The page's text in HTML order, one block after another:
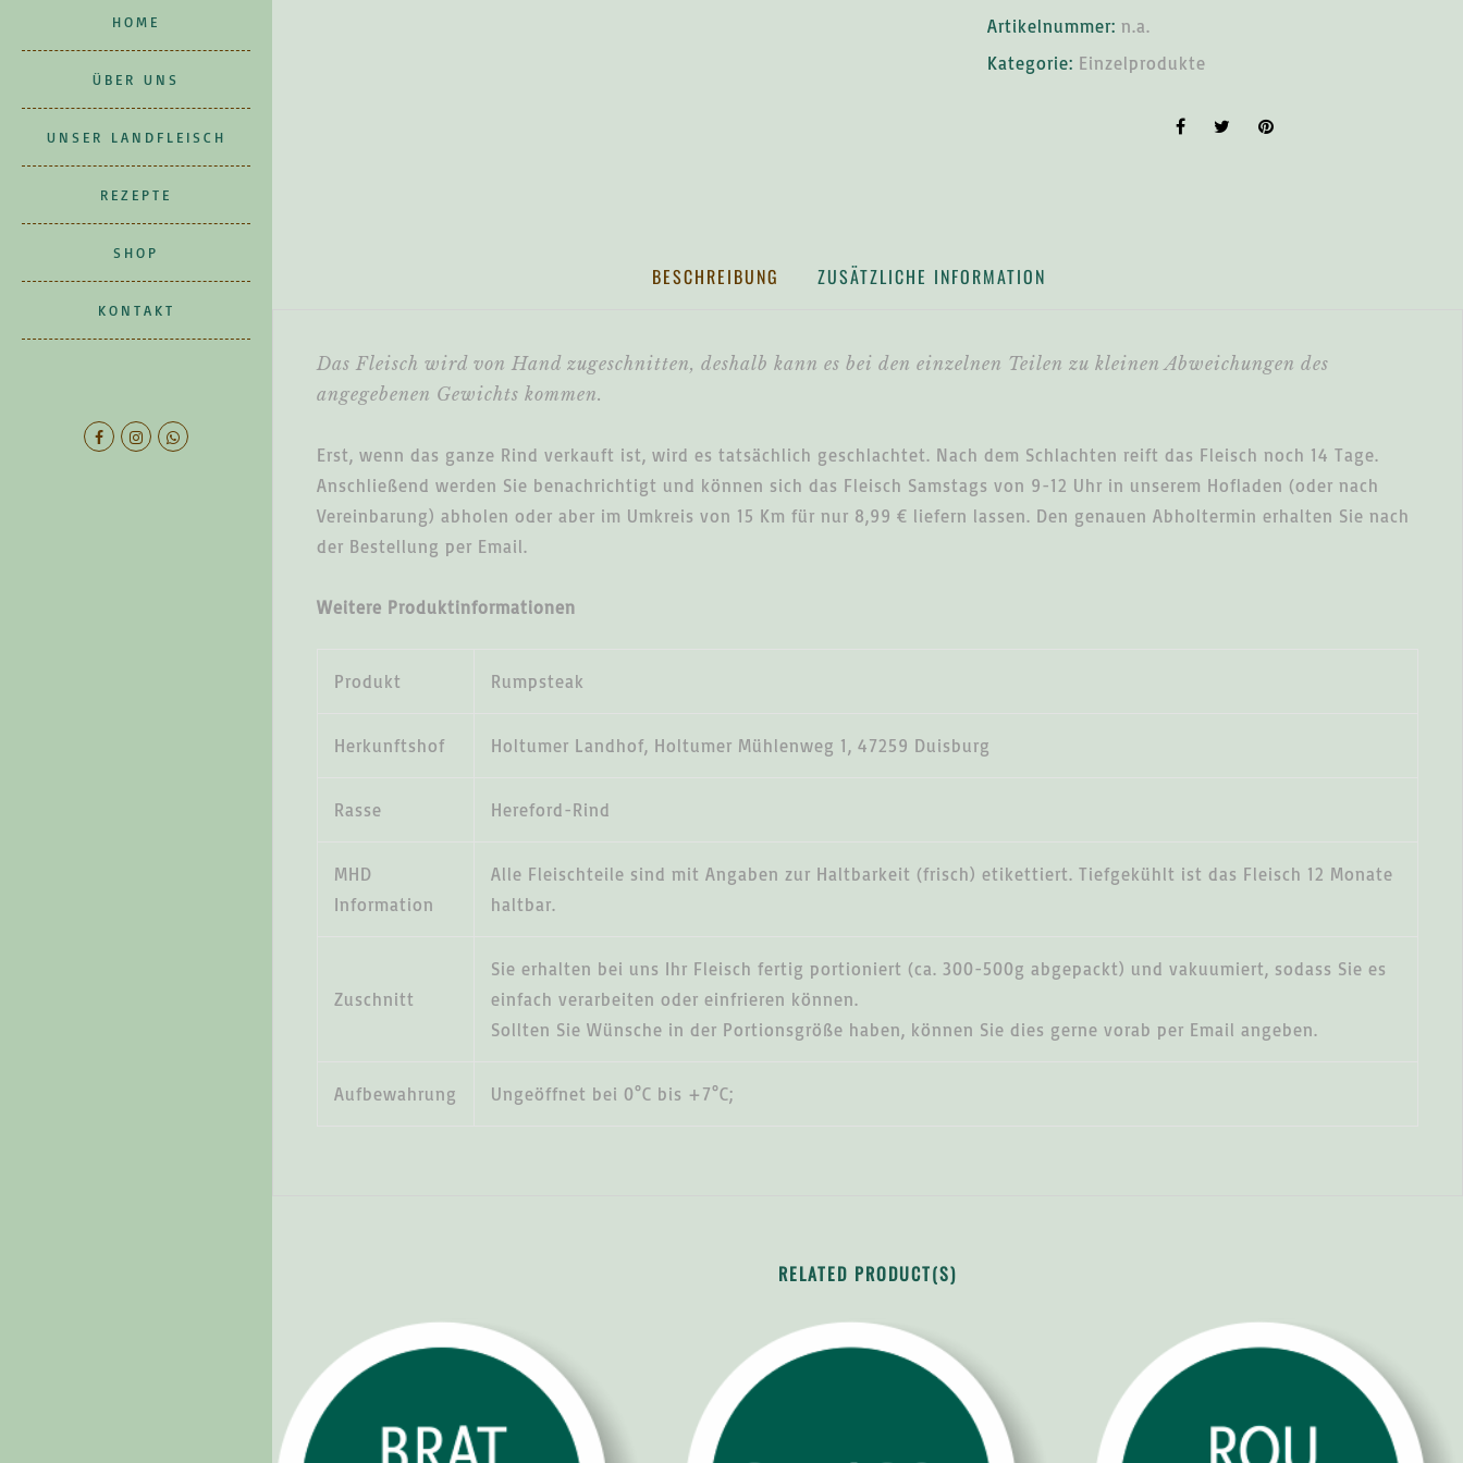
HOME
ÜBER UNS
UNSER LANDFLEISCH
REZEPTE
SHOP
KONTAKT
Artikelnummer: n.a.
Kategorie: Einzelprodukte
BESCHREIBUNG ZUSÄTZLICHE INFORMATION
Das Fleisch wird von Hand zugeschnitten, deshalb kann es bei den einzelnen Teilen zu kleinen Abweichungen des
angegebenen Gewichts kommen.
Erst, wenn das ganze Rind verkauft ist, wird es tatsächlich geschlachtet. Nach dem Schlachten reift das Fleisch noch 14 Tage.
Anschließend werden Sie benachrichtigt und können sich das Fleisch Samstags von 9-12 Uhr in unserem Hofladen (oder nach
Vereinbarung) abholen oder aber im Umkreis von 15 Km für nur 8,99 € liefern lassen. Den genauen Abholtermin erhalten Sie nach
der Bestellung per Email.
Weitere Produktinformationen
Produkt Rumpsteak
Herkunftshof Holtumer Landhof, Holtumer Mühlenweg 1, 47259 Duisburg
Rasse Hereford-Rind
MHD
Information
Alle Fleischteile sind mit Angaben zur Haltbarkeit (frisch) etikettiert. Tiefgekühlt ist das Fleisch 12 Monate
haltbar.
Zuschnitt
Sie erhalten bei uns Ihr Fleisch fertig portioniert (ca. 300-500g abgepackt) und vakuumiert, sodass Sie es
einfach verarbeiten oder einfrieren können.
Sollten Sie Wünsche in der Portionsgröße haben, können Sie dies gerne vorab per Email angeben.
Aufbewahrung Ungeöffnet bei 0°C bis +7°C;
RELATED PRODUCT(S)